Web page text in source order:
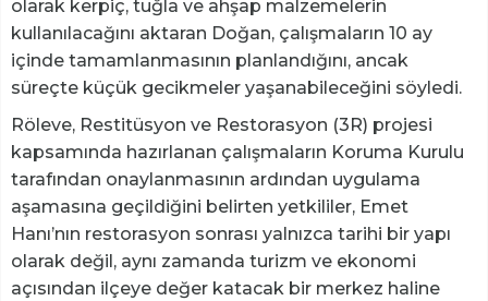
olarak kerpiç, tuğla ve ahşap malzemelerin
kullanılacağını aktaran Doğan, çalışmaların 10 ay
içinde tamamlanmasının planlandığını, ancak
süreçte küçük gecikmeler yaşanabileceğini söyledi.
Röleve, Restitüsyon ve Restorasyon (3R) projesi
kapsamında hazırlanan çalışmaların Koruma Kurulu
tarafından onaylanmasının ardından uygulama
aşamasına geçildiğini belirten yetkililer, Emet
Hanı’nın restorasyon sonrası yalnızca tarihi bir yapı
olarak değil, aynı zamanda turizm ve ekonomi
açısından ilçeye değer katacak bir merkez haline